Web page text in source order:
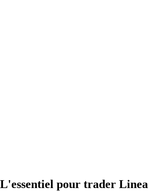
L'essentiel pour trader Linea